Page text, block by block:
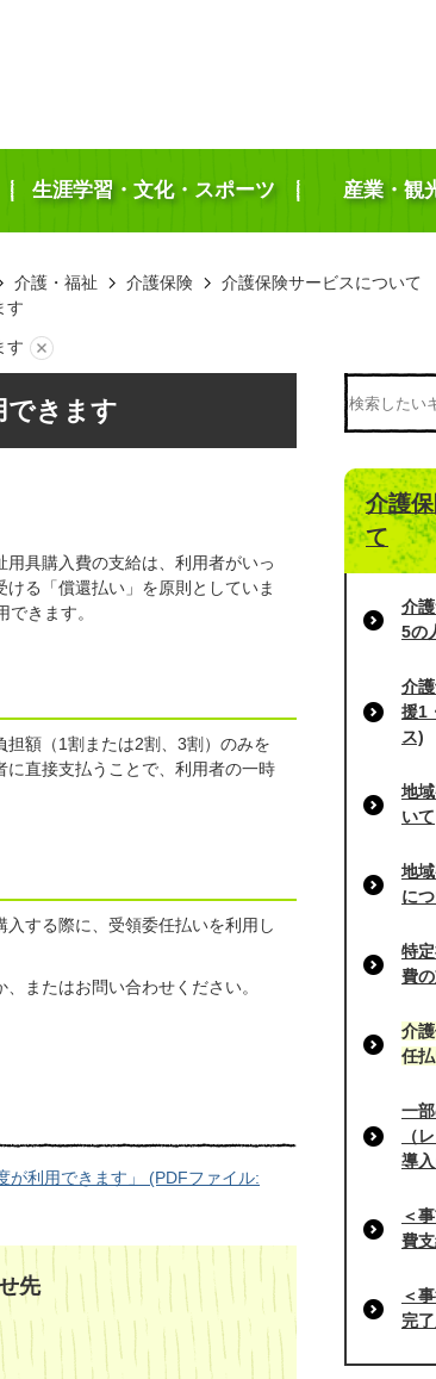
生涯学習・文化・スポーツ 産業・観
介護・福祉 介護保険
介護保険サービスについて
す
す
できます
具購入費の支給は、利用者がいっ
る「償還払い」を原則としていま
きます。
額（1割または2割、3割）のみを
直接支払うことで、利用者の一時
する際に、受領委任払いを利用し
またはお問い合わせください。
が利用できます」 (PDFファイル:
先
介護
て
介
5の
介
援1
ス)
地
いて
地
に
特
費
介
任
一
（
導
＜
費
＜
完